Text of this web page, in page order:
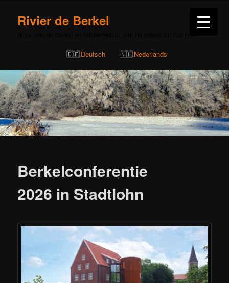
Rivier de Berkel
Deutsch Nederlands
Berkelconferentie
2026 in Stadtlohn